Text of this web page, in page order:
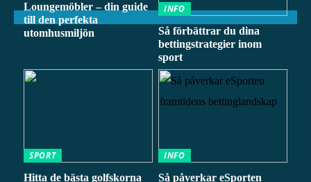
Loungemöbler – din guide
till den perfekta
utomhusmiljön
INFO
Så förbättrar du dina
bettingstrategier inom
sport
SPORT
Hitta de bästa golfskorna
INFO
Så påverkar eSporten